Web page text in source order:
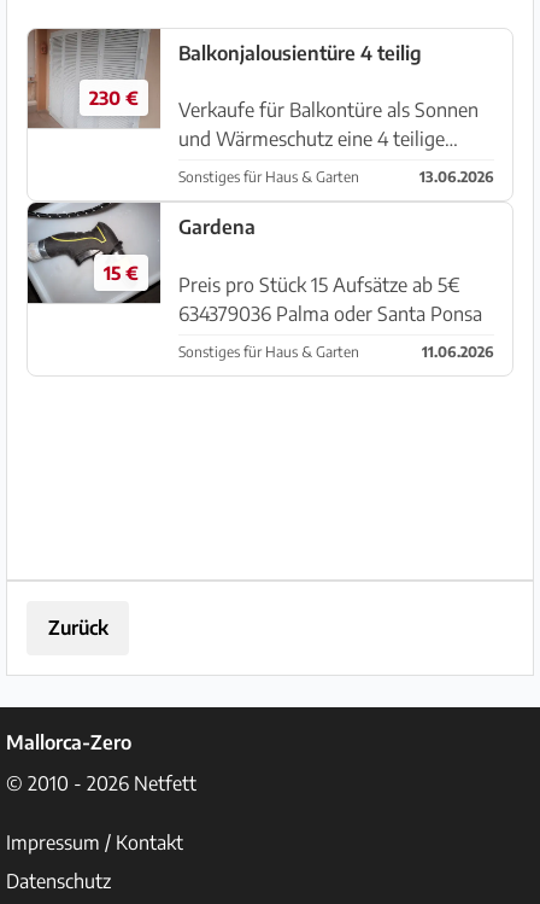
230 €
Balkonjalousientüre 4 teilig
Verkaufe für Balkontüre als Sonnen
und Wärmeschutz eine 4 teilige
Zusatzaussentüre. Gesamtmaß innen
2,395m breit 2,03m hoch 2 Flügel je
0,56m breit 2 Flügel je 0,...
Sonstiges für Haus & Garten 13.06.2026
15 €
Gardena
Preis pro Stück 15 Aufsätze ab 5€
634379036 Palma oder Santa Ponsa
Sonstiges für Haus & Garten 11.06.2026
Zurück
Mallorca-Zero
© 2010 - 2026 Netfett
Impressum / Kontakt
Datenschutz